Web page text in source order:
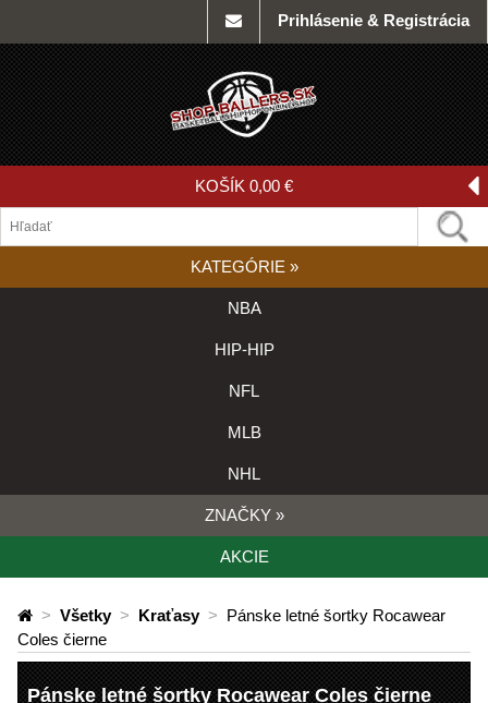
Prihlásenie & Registrácia
KOŠÍK 0,00 €
KATEGÓRIE »
NBA
HIP-HIP
NFL
MLB
NHL
ZNAČKY »
AKCIE
> Všetky > Kraťasy > Pánske letné šortky Rocawear
Coles čierne
Pánske letné šortky Rocawear Coles čierne